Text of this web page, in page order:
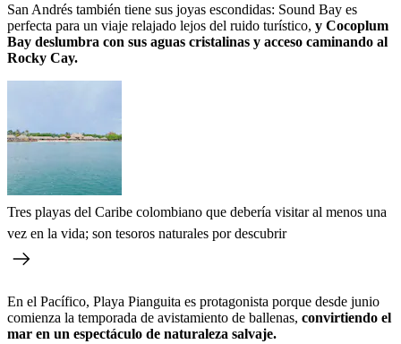
San Andrés también tiene sus joyas escondidas: Sound Bay es
perfecta para un viaje relajado lejos del ruido turístico, y Cocoplum
Bay deslumbra con sus aguas cristalinas y acceso caminando al
Rocky Cay.
Tres playas del Caribe colombiano que debería visitar al menos una
vez en la vida; son tesoros naturales por descubrir
En el Pacífico, Playa Pianguita es protagonista porque desde junio
comienza la temporada de avistamiento de ballenas, convirtiendo el
mar en un espectáculo de naturaleza salvaje.